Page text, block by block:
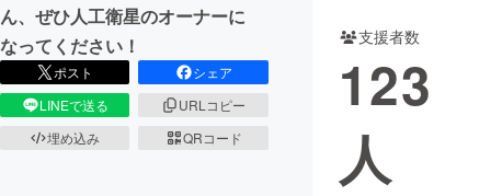
ん、ぜひ人工衛星のオーナーに
なってください！
ポスト
シェア
LINEで送る
URLコピー
埋め込み
QRコード
支援者数
123
人